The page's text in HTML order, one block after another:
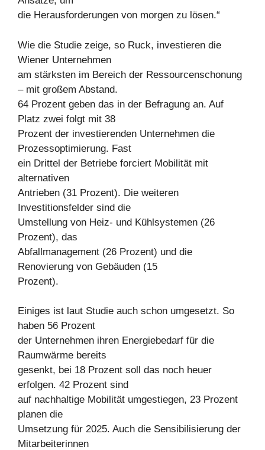
die Herausforderungen von morgen zu lösen.“
Wie die Studie zeige, so Ruck, investieren die
Wiener Unternehmen
am stärksten im Bereich der Ressourcenschonung
– mit großem Abstand.
64 Prozent geben das in der Befragung an. Auf
Platz zwei folgt mit 38
Prozent der investierenden Unternehmen die
Prozessoptimierung. Fast
ein Drittel der Betriebe forciert Mobilität mit
alternativen
Antrieben (31 Prozent). Die weiteren
Investitionsfelder sind die
Umstellung von Heiz- und Kühlsystemen (26
Prozent), das
Abfallmanagement (26 Prozent) und die
Renovierung von Gebäuden (15
Prozent).
Einiges ist laut Studie auch schon umgesetzt. So
haben 56 Prozent
der Unternehmen ihren Energiebedarf für die
Raumwärme bereits
gesenkt, bei 18 Prozent soll das noch heuer
erfolgen. 42 Prozent sind
auf nachhaltige Mobilität umgestiegen, 23 Prozent
planen die
Umsetzung für 2025. Auch die Sensibilisierung der
Mitarbeiterinnen